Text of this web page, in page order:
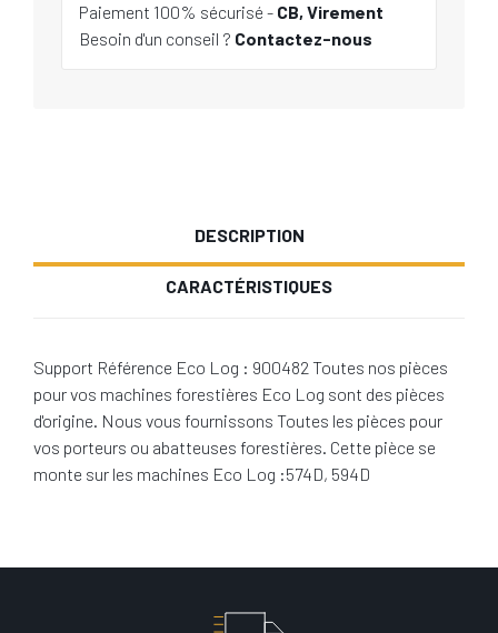
Paiement 100% sécurisé - CB, Virement
Besoin d'un conseil ? Contactez-nous
DESCRIPTION
CARACTÉRISTIQUES
Support Référence Eco Log : 900482 Toutes nos pièces
pour vos machines forestières Eco Log sont des pièces
d'origine. Nous vous fournissons Toutes les pièces pour
vos porteurs ou abatteuses forestières. Cette pièce se
monte sur les machines Eco Log :574D, 594D